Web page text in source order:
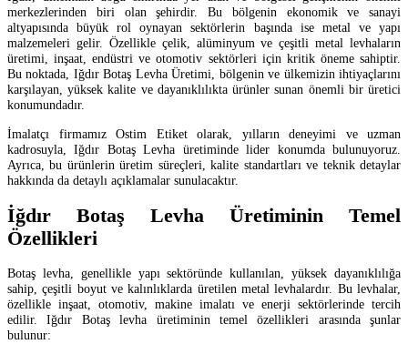
merkezlerinden biri olan şehirdir. Bu bölgenin ekonomik ve sanayi
altyapısında büyük rol oynayan sektörlerin başında ise metal ve yapı
malzemeleri gelir. Özellikle çelik, alüminyum ve çeşitli metal levhaların
üretimi, inşaat, endüstri ve otomotiv sektörleri için kritik öneme sahiptir.
Bu noktada, Iğdır Botaş Levha Üretimi, bölgenin ve ülkemizin ihtiyaçlarını
karşılayan, yüksek kalite ve dayanıklılıkta ürünler sunan önemli bir üretici
konumundadır.
İmalatçı firmamız Ostim Etiket olarak, yılların deneyimi ve uzman
kadrosuyla, Iğdır Botaş Levha üretiminde lider konumda bulunuyoruz.
Ayrıca, bu ürünlerin üretim süreçleri, kalite standartları ve teknik detaylar
hakkında da detaylı açıklamalar sunulacaktır.
İğdır Botaş Levha Üretiminin Temel
Özellikleri
Botaş levha, genellikle yapı sektöründe kullanılan, yüksek dayanıklılığa
sahip, çeşitli boyut ve kalınlıklarda üretilen metal levhalardır. Bu levhalar,
özellikle inşaat, otomotiv, makine imalatı ve enerji sektörlerinde tercih
edilir. Iğdır Botaş levha üretiminin temel özellikleri arasında şunlar
bulunur: